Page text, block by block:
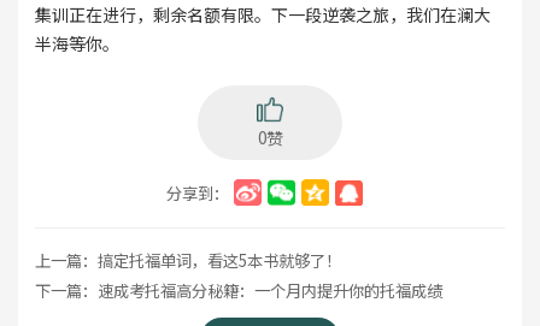
集训正在进行，剩余名额有限。下一段逆袭之旅，我们在澜大
半海等你。
0赞
分享到：
上一篇： 搞定托福单词，看这5本书就够了！
下一篇： ​速成考托福高分秘籍：一个月内提升你的托福成绩